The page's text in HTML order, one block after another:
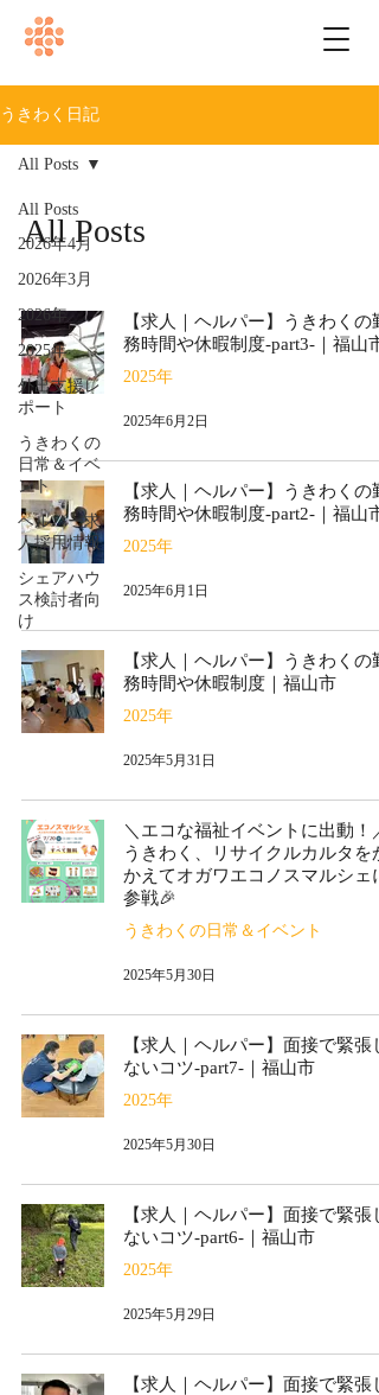
うきわく日記
All Posts
2026年4月
2026年3月
2026年
2025年
外出支援レ
ポート
うきわくの
日常＆イベ
ント
ヘルパー求
人採用情報
シェアハウ
ス検討者向
け
All Posts
All Posts
【求人｜ヘルパー】うきわくの勤
務時間や休暇制度-part3-｜福山市
2025年
2025年6月2日
【求人｜ヘルパー】うきわくの勤
務時間や休暇制度-part2-｜福山市
2025年
2025年6月1日
【求人｜ヘルパー】うきわくの勤
務時間や休暇制度｜福山市
2025年
2025年5月31日
＼エコな福祉イベントに出動！／
うきわく、リサイクルカルタをか
かえてオガワエコノスマルシェに
参戦🎉
うきわくの日常＆イベント
2025年5月30日
【求人｜ヘルパー】面接で緊張し
ないコツ-part7-｜福山市
2025年
2025年5月30日
【求人｜ヘルパー】面接で緊張し
ないコツ-part6-｜福山市
2025年
2025年5月29日
【求人｜ヘルパー】面接で緊張し